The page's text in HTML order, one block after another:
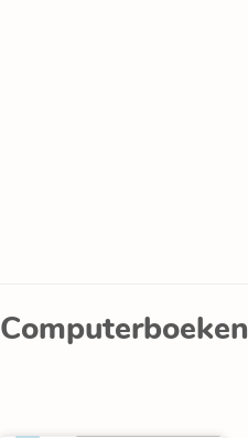
Computerboeken